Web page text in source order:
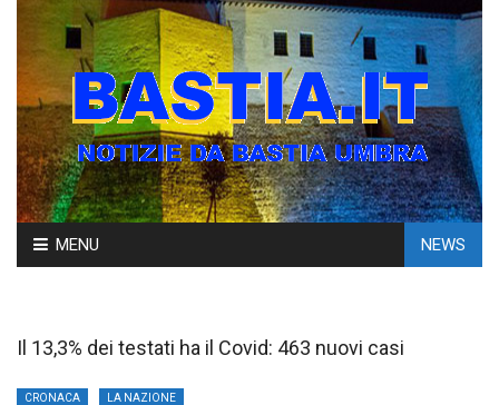
Skip
to
MENU NEWS
Il 13,3% dei testati ha il Covid: 463 nuovi casi
CRONACA LA NAZIONE